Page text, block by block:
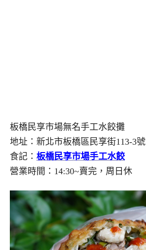
板橋民享市場無名手工水餃攤
地址：新北市板橋區民享街113-3號
食記： 板橋民享市場手工水餃
營業時間：14:30~賣完，周日休